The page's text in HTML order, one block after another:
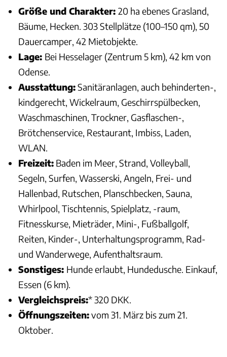
Größe und Charakter: 20 ha ebenes Grasland,
Bäume, Hecken. 303 Stellplätze (100–150 qm), 50
Dauercamper, 42 Mietobjekte.
Lage: Bei Hesselager (Zentrum 5 km), 42 km von
Odense.
Ausstattung:Sanitäranlagen, auch behinderten-,
kindgerecht, Wickelraum, Geschirrspülbecken,
Waschmaschinen, Trockner, Gasflaschen-,
Brötchenservice, Restaurant, Imbiss, Laden,
WLAN.
Freizeit: Baden im Meer, Strand, Volleyball,
Segeln, Surfen, Wasserski, Angeln, Frei- und
Hallenbad, Rutschen, Planschbecken, Sauna,
Whirlpool, Tischtennis, Spielplatz, -raum,
Fitnesskurse, Mieträder, Mini-, Fußballgolf,
Reiten, Kinder-, Unterhaltungsprogramm, Rad-
und Wanderwege, Aufenthaltsraum.
Sonstiges: Hunde erlaubt, Hundedusche. Einkauf,
Essen (6 km).
Vergleichspreis:* 320 DKK.
Öffnungszeiten:vom 31. März bis zum 21.
Oktober.